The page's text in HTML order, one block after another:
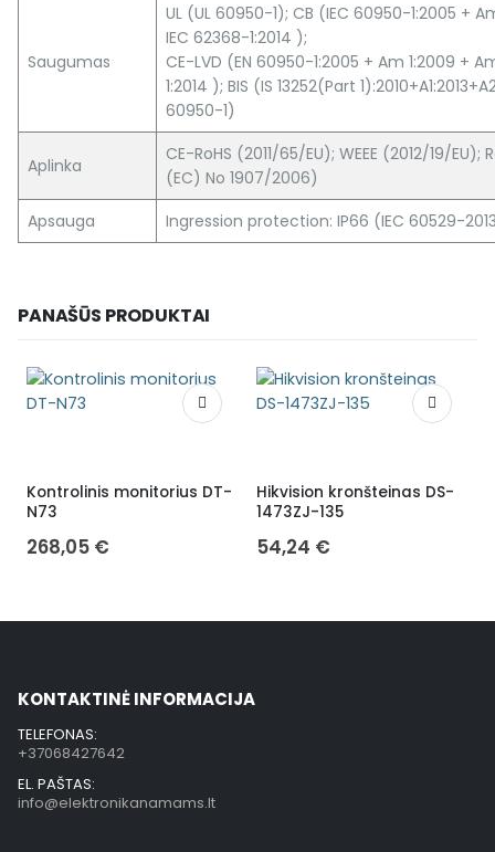
Saugumas
UL (UL 60950-1); CB (IEC 60950-1:2005 +
IEC 62368-1:2014 );
CE-LVD (EN 60950-1:2005 + Am 1:2009 +
1:2014 ); BIS (IS 13252(Part
60950-1)
Aplinka
CE-RoHS (2011/65/EU); WEEE (2012/19/
(EC) No 1907/2006)
Apsauga
Ingression protection: IP66 (IEC 60529-
PANAŠŪS PRODUKTAI
Kontrolinis monitorius DT-
N73
268,05 €
Hikvision kronšteinas DS-
1473ZJ-135
54,24 €
KONTAKTINĖ INFORMACIJA
TELEFONAS:
+37068427642
EL. PAŠTAS:
info@elektronikanamams.lt